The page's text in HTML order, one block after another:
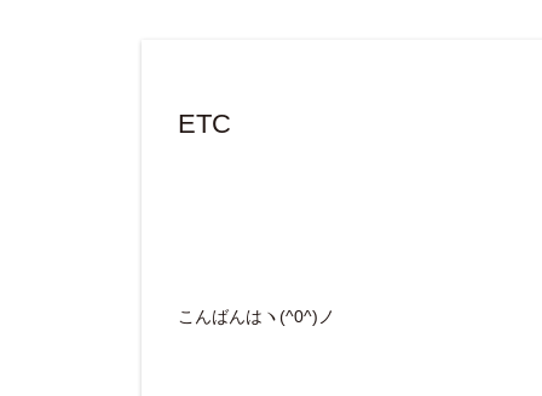
ETC
こんばんはヽ(^0^)ノ